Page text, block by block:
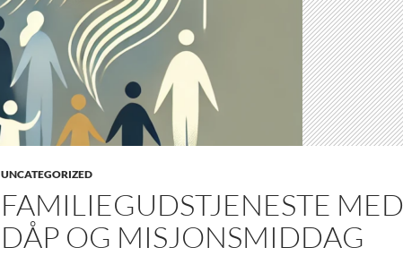
UNCATEGORIZED
FAMILIEGUDSTJENESTE MED
DÅP OG MISJONSMIDDAG